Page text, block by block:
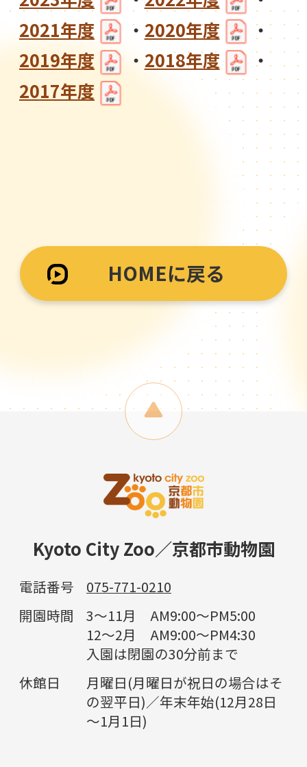
2021年度
・ 2020年度
・
2019年度
・ 2018年度
・
2017年度
HOMEに戻る
Kyoto City Zoo／京都市動物園
電話番号
075-771-0210
開園時間
3～11月 AM9:00～PM5:00
12～2月 AM9:00～PM4:30
入園は閉園の30分前まで
休館日
月曜日(月曜日が祝日の場合はそ
の翌平日)／年末年始(12月28日
～1月1日)